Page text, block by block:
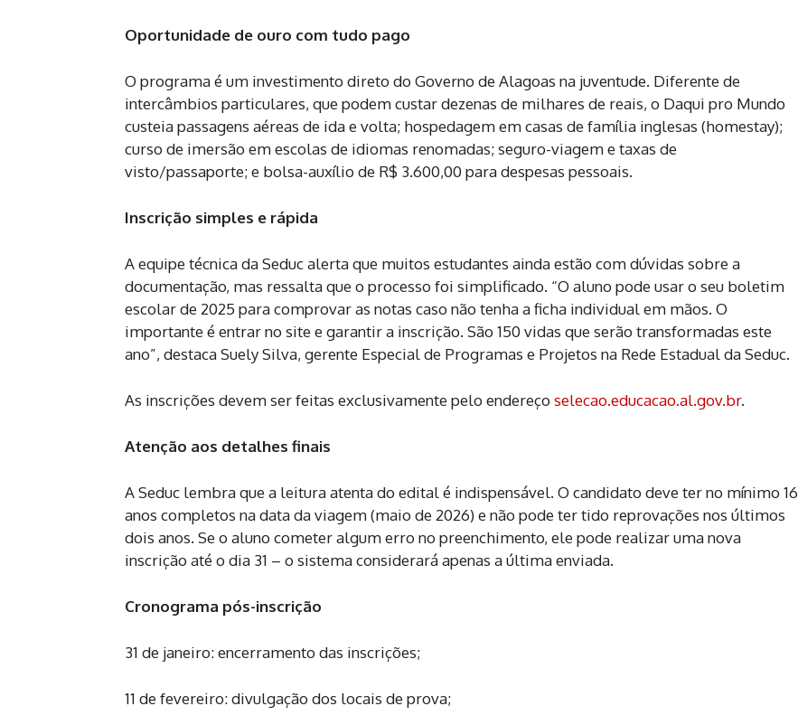
Oportunidade de ouro com tudo pago
O programa é um investimento direto do Governo de Alagoas na juventude. Diferente de
intercâmbios particulares, que podem custar dezenas de milhares de reais, o Daqui pro Mundo
custeia passagens aéreas de ida e volta; hospedagem em casas de família inglesas (homestay);
curso de imersão em escolas de idiomas renomadas; seguro-viagem e taxas de
visto/passaporte; e bolsa-auxílio de R$ 3.600,00 para despesas pessoais.
Inscrição simples e rápida
A equipe técnica da Seduc alerta que muitos estudantes ainda estão com dúvidas sobre a
documentação, mas ressalta que o processo foi simplificado. “O aluno pode usar o seu boletim
escolar de 2025 para comprovar as notas caso não tenha a ficha individual em mãos. O
importante é entrar no site e garantir a inscrição. São 150 vidas que serão transformadas este
ano”, destaca Suely Silva, gerente Especial de Programas e Projetos na Rede Estadual da Seduc.
As inscrições devem ser feitas exclusivamente pelo endereçoselecao.educacao.al.gov.br.
Atenção aos detalhes finais
A Seduc lembra que a leitura atenta do edital é indispensável. O candidato deve ter no mínimo 16
anos completos na data da viagem (maio de 2026) e não pode ter tido reprovações nos últimos
dois anos. Se o aluno cometer algum erro no preenchimento, ele pode realizar uma nova
inscrição até o dia 31 – o sistema considerará apenas a última enviada.
Cronograma pós-inscrição
31 de janeiro: encerramento das inscrições;
11 de fevereiro: divulgação dos locais de prova;